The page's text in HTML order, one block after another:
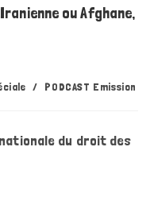
Iranienne ou Afghane,
/ PODCAST Emission
du droit des